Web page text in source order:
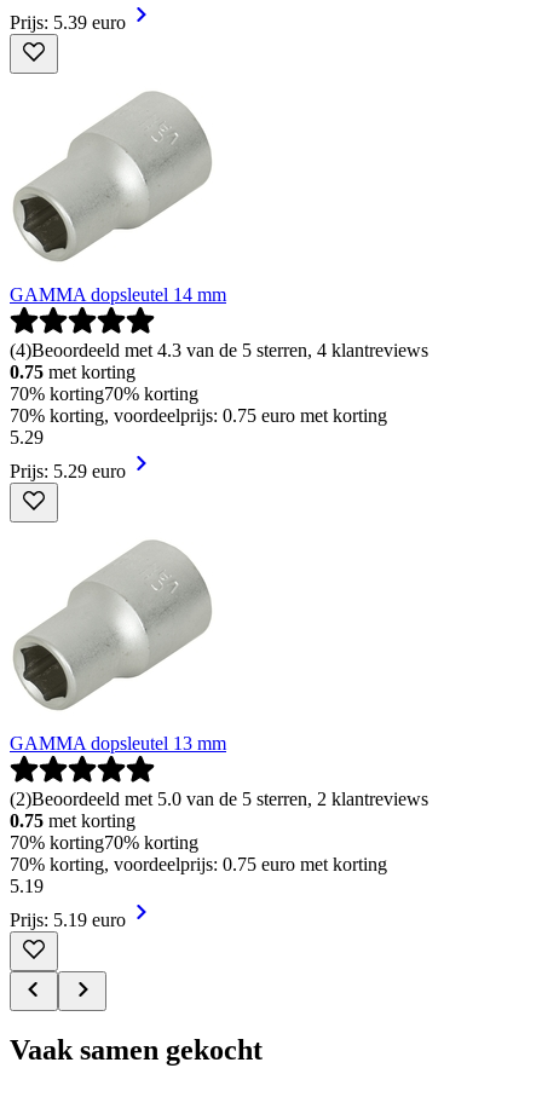
Prijs: 5.39 euro
GAMMA dopsleutel 14 mm
(4)Beoordeeld met 4.3 van de 5 sterren, 4 klantreviews
0.75 met korting
70% korting70% korting
70% korting, voordeelprijs: 0.75 euro met korting
5.29
Prijs: 5.29 euro
GAMMA dopsleutel 13 mm
(2)Beoordeeld met 5.0 van de 5 sterren, 2 klantreviews
0.75 met korting
70% korting70% korting
70% korting, voordeelprijs: 0.75 euro met korting
5.19
Prijs: 5.19 euro
Vaak samen gekocht